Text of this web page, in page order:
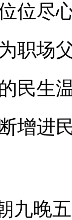
位尽
职场
民生
增进
九晚